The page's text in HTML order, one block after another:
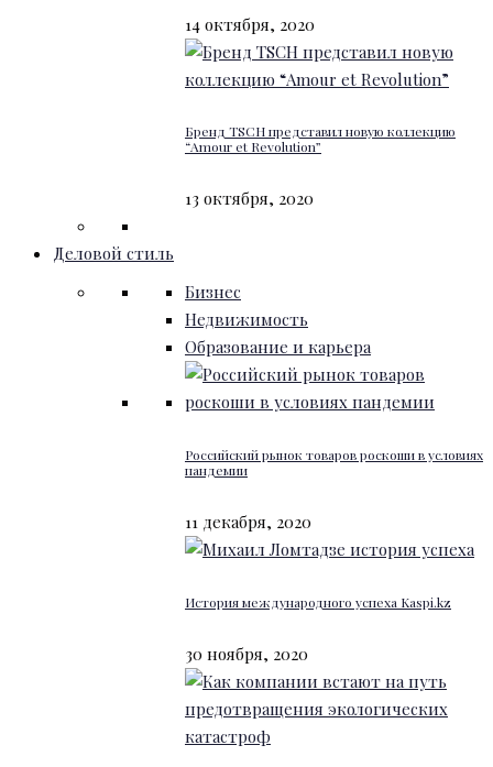
14 октября, 2020
Бренд TSCH представил новую коллекцию
“Amour et Revolution”
13 октября, 2020
Деловой стиль
Бизнес
Недвижимость
Образование и карьера
Российский рынок товаров роскоши в условиях
пандемии
11 декабря, 2020
История международного успеха Kaspi.kz
30 ноября, 2020